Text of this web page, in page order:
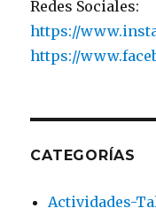
Redes Sociales:
https://
https://
CATEGORÍAS
Actividades-